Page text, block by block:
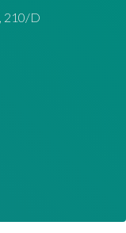
210/D